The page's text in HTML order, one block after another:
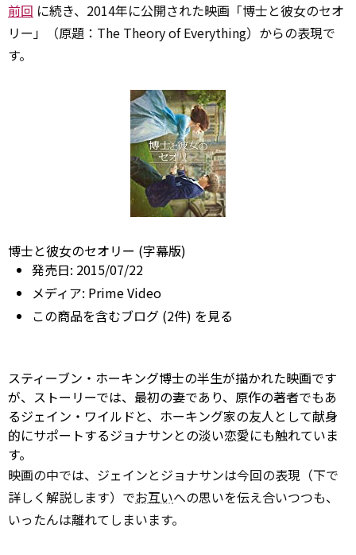
前回 に続き、2014年に公開された映画「博士と彼女のセオ
リー」（原題：The Theory of Everything）からの表現で
す。
博士と彼女のセオリー (字幕版)
発売日: 2015/07/22
メディア: PrimeVideo
この商品を含むブログ (2件) を見る
スティーブン・ホーキング博士の半生が描かれた映画です
が、ストーリーでは、最初の妻であり、原作の著者でもあ
るジェイン・ワイルドと、ホーキング家の友人として献身
的にサポートするジョナサンとの淡い恋愛にも触れていま
す。
映画の中では、ジェインとジョナサンは今回の表現（下で
詳しく解説します）でお互いへの思いを伝え合いつつも、
いったんは離れてしまいます。